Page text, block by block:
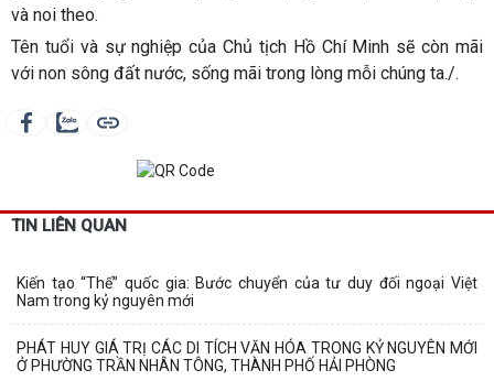
và noi theo.
Tên tuổi và sự nghiệp của Chủ tịch Hồ Chí Minh sẽ còn mãi
với non sông đất nước, sống mãi trong lòng mỗi chúng ta./.
TIN LIÊN QUAN
Kiến tạo “Thế” quốc gia: Bước chuyển của tư duy đối ngoại Việt
Nam trong kỷ nguyên mới
PHÁT HUY GIÁ TRỊ CÁC DI TÍCH VĂN HÓA TRONG KỶ NGUYÊN MỚI
Ở PHƯỜNG TRẦN NHÂN TÔNG, THÀNH PHỐ HẢI PHÒNG